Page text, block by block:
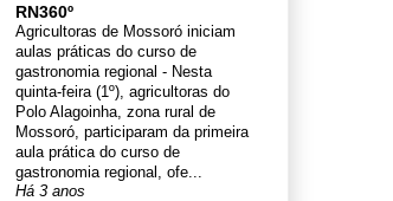
RN360º
Agricultoras de Mossoró iniciam
aulas práticas do curso de
gastronomia regional - Nesta
quinta-feira (1º), agricultoras do
Polo Alagoinha, zona rural de
Mossoró, participaram da primeira
aula prática do curso de
gastronomia regional, ofe...
Há 3 anos